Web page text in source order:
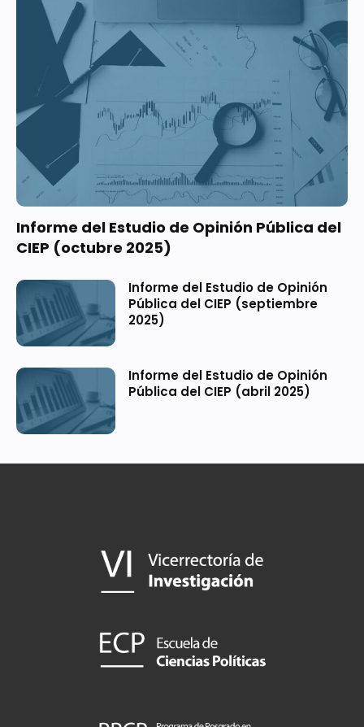
Informe del Estudio de Opinión Pública del
CIEP (octubre 2025)
Informe del Estudio de Opinión
Pública del CIEP (septiembre
2025)
Informe del Estudio de Opinión
Pública del CIEP (abril 2025)